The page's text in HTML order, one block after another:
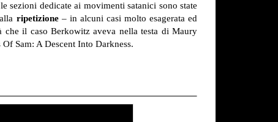
sezioni dedicate ai movimenti satanici sono state
ripetizione– in alcuni casi molto esagerata ed
che il caso Berkowitz aveva nella testa di Maury
Sam: A Descent Into Darkness.